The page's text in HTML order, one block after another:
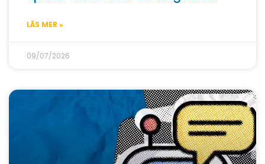
LÄS MER »
09/07/2026